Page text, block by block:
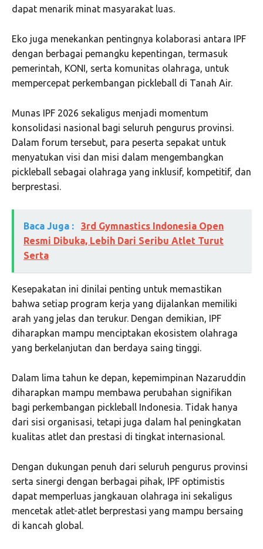
dapat menarik minat masyarakat luas.
Eko juga menekankan pentingnya kolaborasi antara IPF
dengan berbagai pemangku kepentingan, termasuk
pemerintah, KONI, serta komunitas olahraga, untuk
mempercepat perkembangan pickleball di Tanah Air.
Munas IPF 2026 sekaligus menjadi momentum
konsolidasi nasional bagi seluruh pengurus provinsi.
Dalam forum tersebut, para peserta sepakat untuk
menyatukan visi dan misi dalam mengembangkan
pickleball sebagai olahraga yang inklusif, kompetitif, dan
berprestasi.
Baca Juga :
3rd Gymnastics Indonesia Open
Resmi Dibuka, Lebih Dari Seribu Atlet Turut
Serta
Kesepakatan ini dinilai penting untuk memastikan
bahwa setiap program kerja yang dijalankan memiliki
arah yang jelas dan terukur. Dengan demikian, IPF
diharapkan mampu menciptakan ekosistem olahraga
yang berkelanjutan dan berdaya saing tinggi.
Dalam lima tahun ke depan, kepemimpinan Nazaruddin
diharapkan mampu membawa perubahan signifikan
bagi perkembangan pickleball Indonesia. Tidak hanya
dari sisi organisasi, tetapi juga dalam hal peningkatan
kualitas atlet dan prestasi di tingkat internasional.
Dengan dukungan penuh dari seluruh pengurus provinsi
serta sinergi dengan berbagai pihak, IPF optimistis
dapat memperluas jangkauan olahraga ini sekaligus
mencetak atlet-atlet berprestasi yang mampu bersaing
di kancah global.